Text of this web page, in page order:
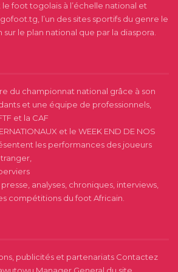
foot togolais à l’échelle national et
l’un des sites sportifs du genre le
sur le plan national que par la diaspora.
du championnat national grâce à son
et une équipe de professionnels,
et la CAF
et le WEEK END DE NOS
les performances des joueurs
analyses, chroniques, interviews,
compétitions du foot Africain.
publicités et partenariats Contactez
Manager General du site